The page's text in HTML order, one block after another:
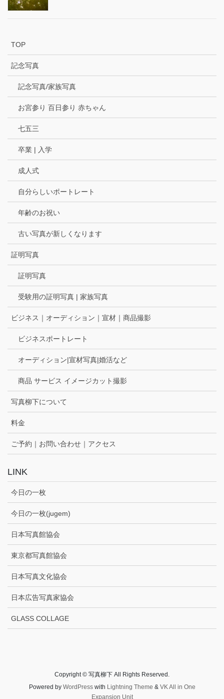
TOP
記念写真
記念写真/家族写真
お宮参り 百日参り 赤ちゃん
七五三
卒業 | 入学
成人式
自分らしいポートレート
年齢のお祝い
古い写真が新しくなります
証明写真
証明写真
受験用の証明写真 | 家族写真
ビジネス｜オーディション｜宣材｜商品撮影
ビジネスポートレート
オーディション|宣材写真|婚活など
商品 サービス イメージカット撮影
写真柳下について
料金
ご予約｜お問い合わせ｜アクセス
LINK
今日の一枚
今日の一枚(jugem)
日本写真館協会
東京都写真館協会
日本写真文化協会
日本広告写真家協会
GLASS COLLAGE
Copyright © 写真柳下 All Rights Reserved.
Powered by WordPresswith Lightning Theme & VK All in One
Expansion Unit